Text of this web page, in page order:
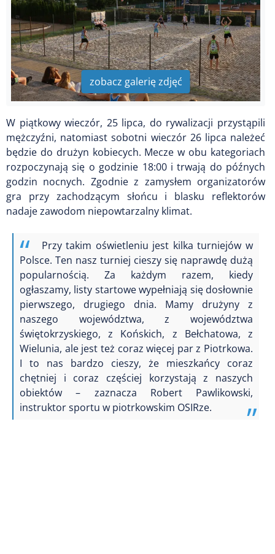
zobacz galerię zdjęć
W piątkowy wieczór, 25 lipca, do rywalizacji przystąpili
mężczyźni, natomiast sobotni wieczór 26 lipca należeć
będzie do drużyn kobiecych. Mecze w obu kategoriach
rozpoczynają się o godzinie 18:00 i trwają do późnych
godzin nocnych. Zgodnie z zamysłem organizatorów
gra przy zachodzącym słońcu i blasku reflektorów
nadaje zawodom niepowtarzalny klimat.
Przy takim oświetleniu jest kilka turniejów w
Polsce. Ten nasz turniej cieszy się naprawdę dużą
popularnością. Za każdym razem, kiedy
ogłaszamy, listy startowe wypełniają się dosłownie
pierwszego, drugiego dnia. Mamy drużyny z
naszego województwa, z województwa
świętokrzyskiego, z Końskich, z Bełchatowa, z
Wielunia, ale jest też coraz więcej par z Piotrkowa.
I to nas bardzo cieszy, że mieszkańcy coraz
chętniej i coraz częściej korzystają z naszych
obiektów – zaznacza Robert Pawlikowski,
instruktor sportu w piotrkowskim OSIRze.